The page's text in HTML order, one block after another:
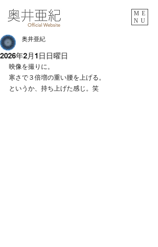
ME
NU
2026年2月1日日曜日
奥井亜紀
映像を撮りに。
寒さで３倍増の重い腰を上げる。
というか、持ち上げた感じ。笑